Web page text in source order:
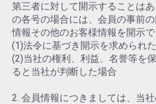
第三者に対して開示することは
の各号の場合には、会員の事前
情報その他のお客様情報を開示で
(1)法令に基づき開示を求められ
(2)当社の権利、利益、名誉等を
ると当社が判断した場合
2. 会員情報につきましては、当